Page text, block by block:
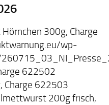
300g, Charge
wp-
622502
Charge 622503
200g frisch,